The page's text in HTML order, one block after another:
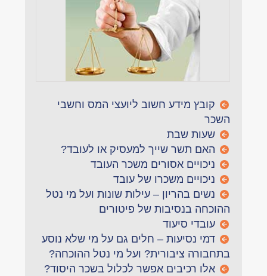
קובץ מידע חשוב ליועצי המס וחשבי
השכר
שעות שבת
האם תשר שייך למעסיק או לעובד?
ניכויים אסורים משכר העובד
ניכויים משכרו של עובד
נשים בהריון – עילות שונות ועל מי נטל
ההוכחה בנסיבות של פיטורים
עובדי סיעוד
דמי נסיעות – חלים גם על מי שלא נוסע
בתחבורה ציבורית? ועל מי נטל ההוכחה?
אלו רכיבים אפשר לכלול בשכר היסוד?